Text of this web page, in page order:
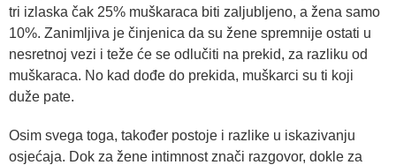
tri izlaska čak 25% muškaraca biti zaljubljeno, a žena samo
10%. Zanimljiva je činjenica da su žene spremnije ostati u
nesretnoj vezi i teže će se odlučiti na prekid, za razliku od
muškaraca. No kad dođe do prekida, muškarci su ti koji
duže pate.
Osim svega toga, također postoje i razlike u iskazivanju
osjećaja. Dok za žene intimnost znači razgovor, dokle za